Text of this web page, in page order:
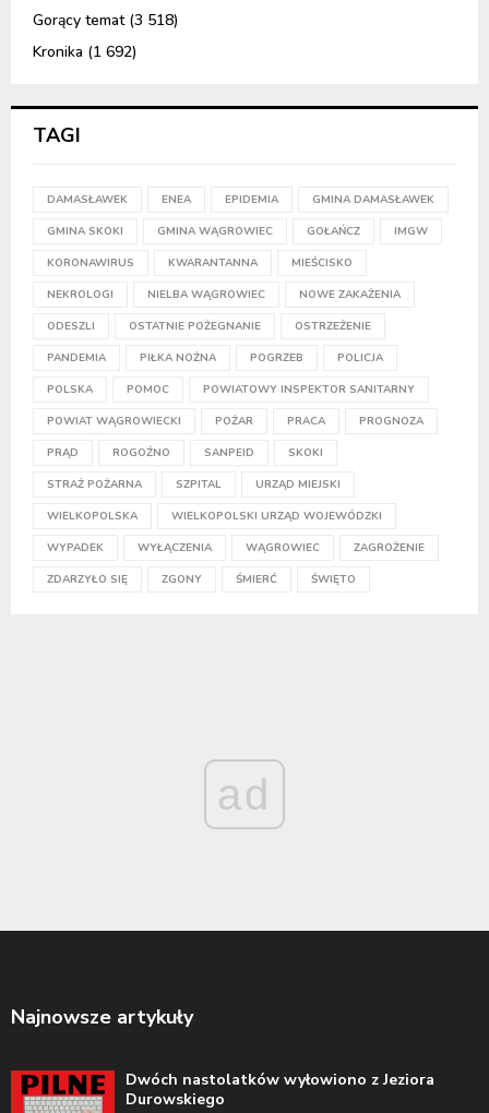
Gorący temat(3 518)
Kronika (1 692)
TAGI
DAMASŁAWEK ENEA EPIDEMIA GMINA DAMASŁAWEK
GMINA SKOKI GMINA WĄGROWIEC GOŁAŃCZ IMGW
KORONAWIRUS KWARANTANNA MIEŚCISKO
NEKROLOGI NIELBA WĄGROWIEC NOWE ZAKAŻENIA
ODESZLI OSTATNIE POŻEGNANIE OSTRZEŻENIE
PANDEMIA PIŁKA NOŻNA POGRZEB POLICJA
POLSKA POMOC POWIATOWY INSPEKTOR SANITARNY
POWIAT WĄGROWIECKI POŻAR PRACA PROGNOZA
PRĄD ROGOŹNO SANPEID SKOKI
STRAŻ POŻARNA SZPITAL URZĄD MIEJSKI
WIELKOPOLSKA WIELKOPOLSKI URZĄD WOJEWÓDZKI
WYPADEK WYŁĄCZENIA WĄGROWIEC ZAGROŻENIE
ZDARZYŁO SIĘ ZGONY ŚMIERĆ ŚWIĘTO
ad
Najnowsze artykuły
Dwóch nastolatków wyłowiono z Jeziora
Durowskiego